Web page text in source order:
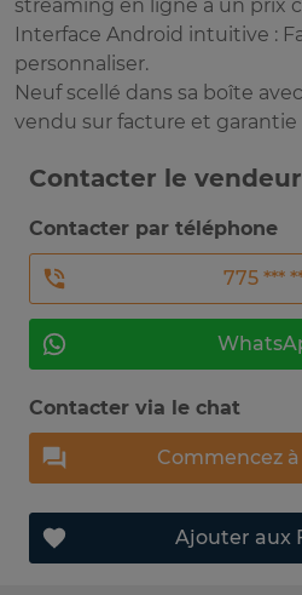
streaming en ligne à un prix
Interface Android intuitive :
personnaliser.
Neuf scellé dans sa boîte
vendu sur facture et garantie
Contacter le vendeur
Contacter par téléphone
775 ***
Contacter via le chat
Commencez
Ajouter aux